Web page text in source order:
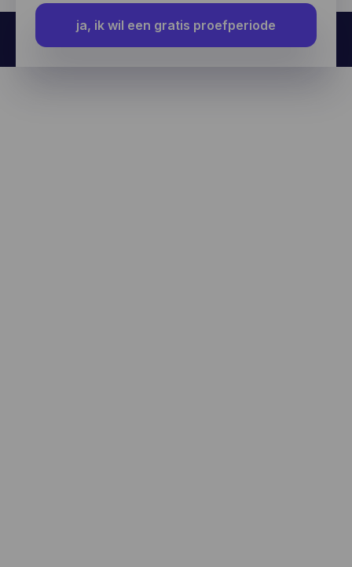
ja, ik wil een gratis proefperiode